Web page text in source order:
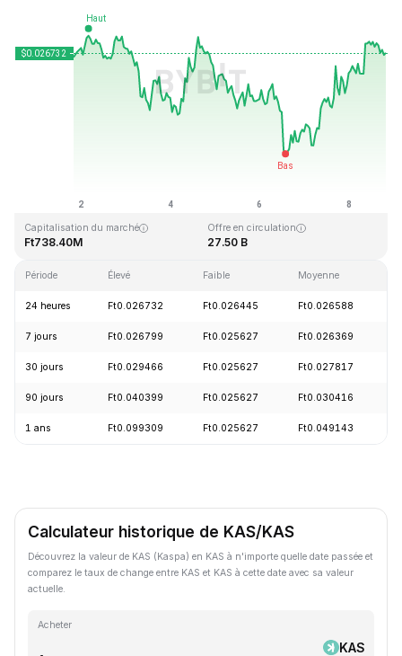
Ft0.207411 Ft0.000171
Capitalisation du marché
Ft738.40M
Offre en circulation
27.50 B
Période Élevé Faible Moyenne
24 heures Ft0.026732 Ft0.026445 Ft0.026588
7 jours Ft0.026799 Ft0.025627 Ft0.026369
30 jours Ft0.029466 Ft0.025627 Ft0.027817
90 jours Ft0.040399 Ft0.025627 Ft0.030416
1 ans Ft0.099309 Ft0.025627 Ft0.049143
Calculateur historique de KAS/KAS
Découvrez la valeur de KAS (Kaspa) en KAS à n'importe quelle date passée et
comparez le taux de change entre KAS et KAS à cette date avec sa valeur
actuelle.
Acheter
KAS